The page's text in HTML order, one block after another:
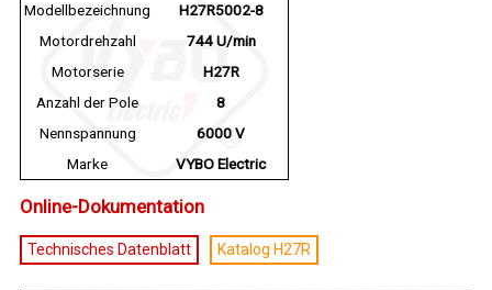
Modellbezeichnung
H27R5002-8
Motordrehzahl
744 U/min
Motorserie
H27R
Anzahl der Pole
8
Nennspannung
6000 V
Marke
VYBO Electric
Online-Dokumentation
Technisches Datenblatt Katalog H27R